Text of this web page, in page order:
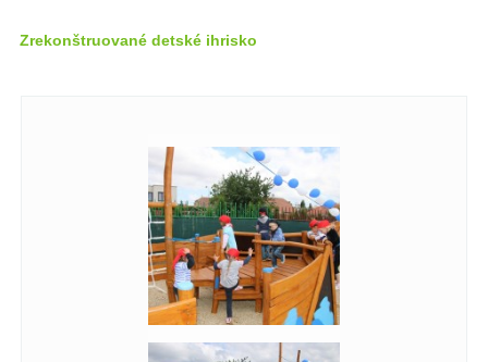
Zrekonštruované detské ihrisko